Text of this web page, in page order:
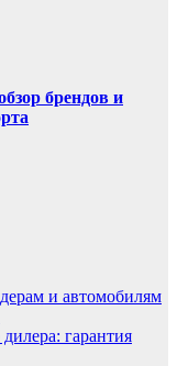
брендов и
и автомобилям
гарантия